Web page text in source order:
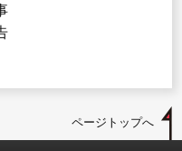
ページトップへ